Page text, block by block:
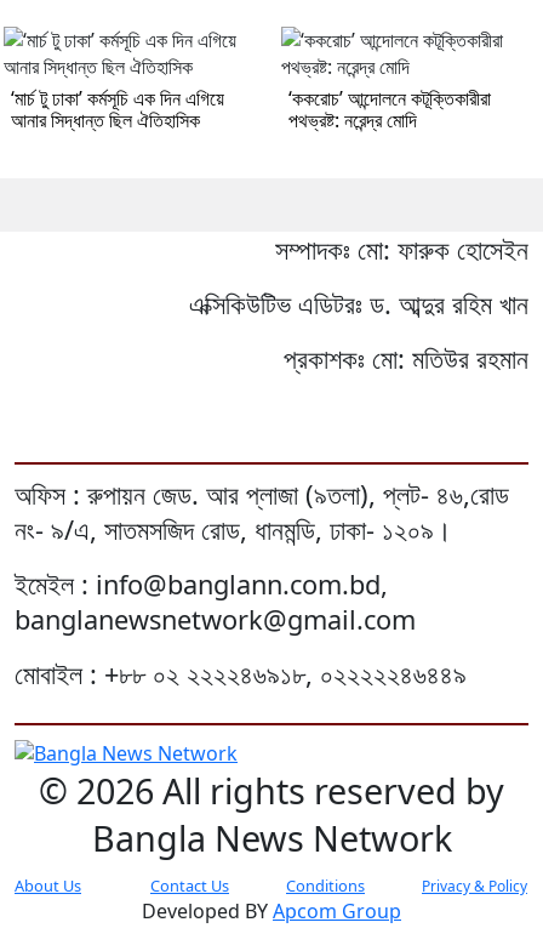
‘মার্চ টু ঢাকা’ কর্মসূচি এক দিন এগিয়ে
আনার সিদ্ধান্ত ছিল ঐতিহাসিক
‘ককরোচ’ আন্দোলনে কটূক্তিকারীরা
পথভ্রষ্ট: নরেন্দ্র মোদি
সম্পাদকঃ মো: ফারুক হোসেইন
এক্সিকিউটিভ এডিটরঃ ড. আব্দুর রহিম খান
প্রকাশকঃ মো: মতিউর রহমান
অফিস : রুপায়ন জেড. আর প্লাজা (৯তলা), প্লট- ৪৬,রোড
নং- ৯/এ, সাতমসজিদ রোড, ধানমন্ডি, ঢাকা- ১২০৯।
ইমেইল : info@banglann.com.bd,
banglanewsnetwork@gmail.com
মোবাইল : +৮৮ ০২ ২২২২৪৬৯১৮, ০২২২২২৪৬৪৪৯
© 2026 All rights reserved by
Bangla News Network
About Us Contact Us Conditions Privacy & Policy
Developed BYApcom Group